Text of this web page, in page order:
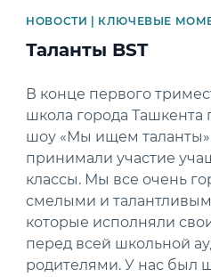
НОВОСТИ | КЛЮЧЕВЫЕ
Таланты BST
В конце первого
школа города Ташкента
шоу «Мы ищем
принимали участие
классы. Мы все очень
смелыми и
которые исполняли
перед всей школьной
родителями. У нас был